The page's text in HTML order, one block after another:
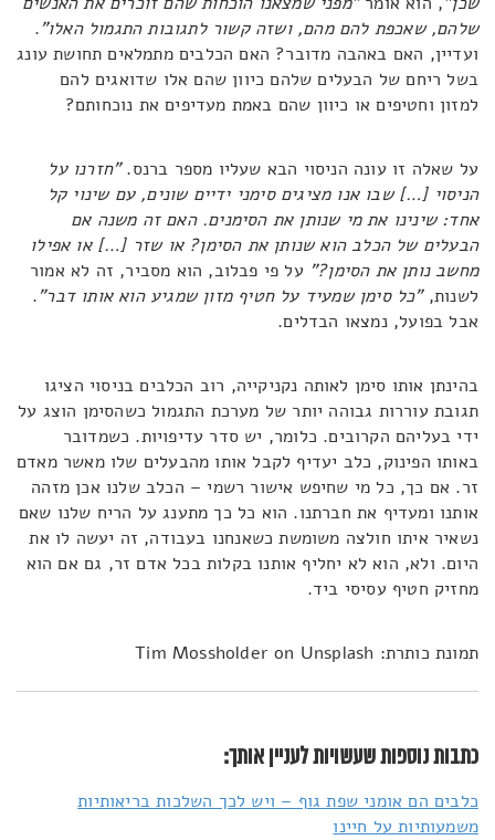
שלהם, שאכפת להם מהם, ושזה קשור לתגובות התגמול האלו".
ועדיין, האם באהבה מדובר? האם הכלבים מתמלאים תחושת עונג
בשל ריחם של הבעלים שלהם כיוון שהם אלו שדואגים להם
למזון וחטיפים או כיוון שהם באמת מעדיפים את נוכחותם?
על שאלה זו עונה הניסוי הבא שעליו מספר ברנס."חזרנו על
הניסוי […] שבו אנו מציגים סימני ידיים שונים, עם שינוי קל
אחד: שינינו את מי שנותן את הסימנים. האם זה משנה אם
הבעלים של הכלב הוא שנותן את הסימן? או שזר […] או אפילו
מחשב נותן את הסימן?" על פי פבלוב, הוא מסביר, זה לא אמור
לשנות,"כל סימן שמעיד על חטיף מזון שמגיע הוא אותו דבר".
אבל בפועל, נמצאו הבדלים.
בהינתן אותו סימן לאותה נקניקייה, רוב הכלבים בניסוי הציגו
תגובת עוררות גבוהה יותר של מערכת התגמול כשהסימן הוצג על
ידי בעליהם הקרובים. כלומר, יש סדר עדיפויות. כשמדובר
באותו הפינוק, כלב יעדיף לקבל אותו מהבעלים שלו מאשר מאדם
זר. אם כך, כל מי שחיפש אישור רשמי – הכלב שלנו אכן מזהה
אותנו ומעדיף את חברתנו. הוא כל כך מתענג על הריח שלנו שאם
נשאיר איתו חולצה משומשת כשאנחנו בעבודה, זה יעשה לו את
היום. ולא, הוא לא יחליף אותנו בקלות בכל אדם זר, גם אם הוא
מחזיק חטיף עסיסי ביד.
תמונת כותרת: Tim Mossholder on Unsplash
כתבות נוספות שעשויות לעניין אותך:
כלבים הם אומני שפת גוף – ויש לכך השלכות בריאותיות
משמעותיות על חיינו